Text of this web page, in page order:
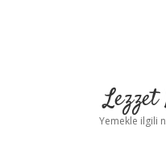
Yemekle ilgili